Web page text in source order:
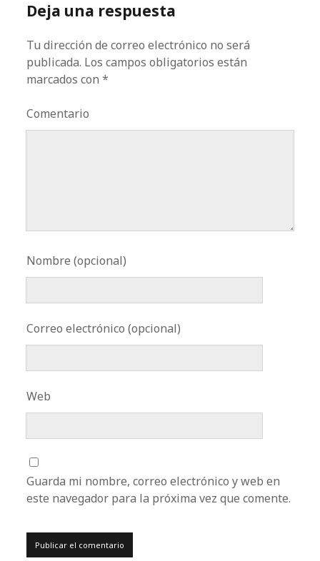
Deja una respuesta
Tu dirección de correo electrónico no será
publicada. Los campos obligatorios están
marcados con*
Comentario
Nombre (opcional)
Correo electrónico (opcional)
Web
Guarda mi nombre, correo electrónico y web en
este navegador para la próxima vez que comente.